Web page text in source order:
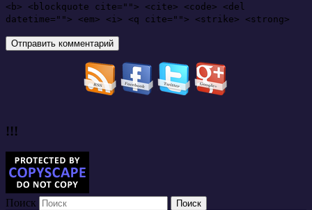
<b> <blockquote cite=""> <cite> <code> <del
datetime=""> <em> <i> <q cite=""> <strike> <strong>
!!!
Поиск